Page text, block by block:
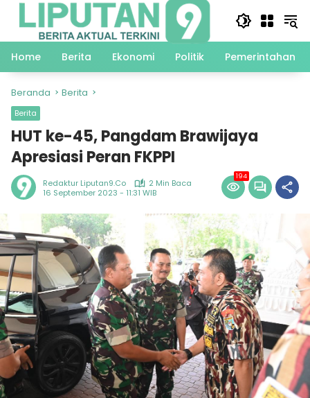
Langsung
Home
Berita Ekonomi Politik Pemerintahan
Beranda Berita
Berita
HUT ke-45, Pangdam Brawijaya
Apresiasi Peran FKPPI
Redaktur Liputan9.co
2 Min Baca
16 September 2023 - 11:31 WIB
194